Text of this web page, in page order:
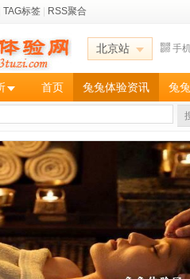
TAG标签 RSS聚合
北京站 手
首页 兔兔体验资讯 兔